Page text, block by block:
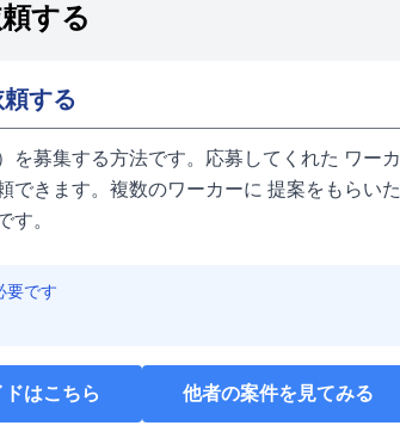
する
する
を募集する方法です。応募してくれた ワーカ
できます。複数のワーカーに 提案をもらいた
す。
要です
はこちら 他者の案件を見てみる